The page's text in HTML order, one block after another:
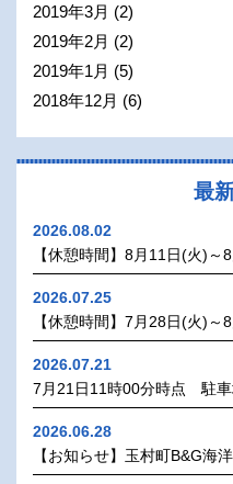
2019年3月 (2)
2019年2月 (2)
2019年1月 (5)
2018年12月 (6)
最
2026.08.02
【休憩時間】8月11日(火)～
2026.07.25
【休憩時間】7月28日(火)～
2026.07.21
7月21日11時00分時点 駐車
2026.06.28
【お知らせ】玉村町B&G海